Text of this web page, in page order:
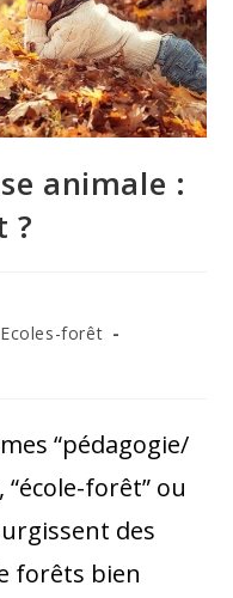
animale :
?
Ecoles-forêt
“pédagogie/
forêt” ou
des
forêts bien